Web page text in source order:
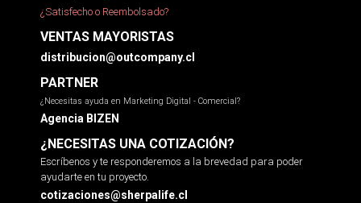
¿Satisfecho o Reembolsado?
VENTAS MAYORISTAS
distribucion@outcompany.cl
PARTNER
¿Necesitas ayuda en Marketing Digital - Comercial?
Agencia BIZEN
¿NECESITAS UNA COTIZACIÓN?
Escríbenos y te responderemos a la brevedad para poder
ayudarte en tu proyecto.
cotizaciones@sherpalife.cl